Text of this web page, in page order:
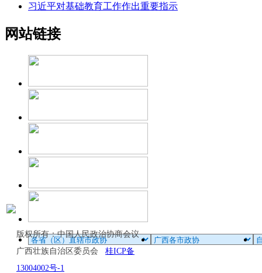
习近平对基础教育工作作出重要指示
网站链接
版权所有：中国人民政治协商会议
广西壮族自治区委员会 桂ICP备
13004002号-1